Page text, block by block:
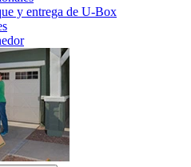
y entrega de U-Box